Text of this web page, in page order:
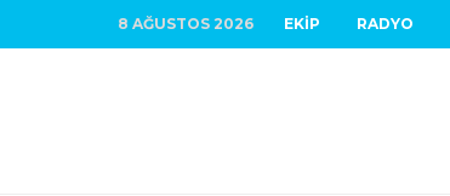
8 AĞUSTOS 2026 EKIP RADYO